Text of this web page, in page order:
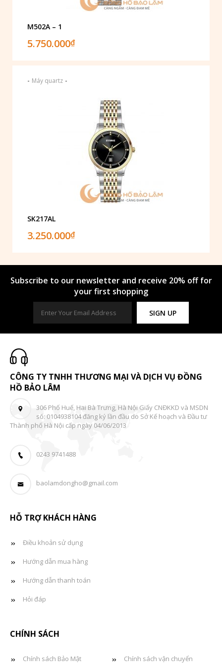
M502A – 1
5.750.000₫
- Máy quartz -
SK217AL
3.250.000₫
Subscribe to our newsletter and receive 20% off for
your first shopping
SIGN UP
CÔNG TY TNHH THƯƠNG MẠI VÀ DỊCH VỤ ĐỒNG
HỒ BẢO LÂM
306 Phố Huế, Hai Bà Trưng, Hà Nội Giấy CNĐKKD và MSDN
số: 0104938104 đăng ký lần đầu do Sở Kế hoạch và Đầu tư
Thành phố Hà Nội cấp ngày 04/06/2013
0243 9741488
baolamdongho@gmail.com
HỖ TRỢ KHÁCH HÀNG
Điều khoản sử dụng
Hướng dẫn mua hàng
Hướng dẫn thanh toán
Hỏi đáp
CHÍNH SÁCH
Chính sách Bảo Mật Chính sách vận chuyển